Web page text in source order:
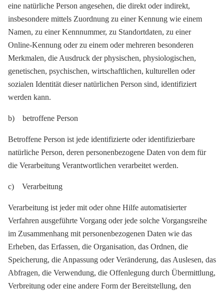
eine natürliche Person angesehen, die direkt oder indirekt,
insbesondere mittels Zuordnung zu einer Kennung wie einem
Namen, zu einer Kennnummer, zu Standortdaten, zu einer
Online-Kennung oder zu einem oder mehreren besonderen
Merkmalen, die Ausdruck der physischen, physiologischen,
genetischen, psychischen, wirtschaftlichen, kulturellen oder
sozialen Identität dieser natürlichen Person sind, identifiziert
werden kann.
b) betroffene Person
Betroffene Person ist jede identifizierte oder identifizierbare
natürliche Person, deren personenbezogene Daten von dem für
die Verarbeitung Verantwortlichen verarbeitet werden.
c) Verarbeitung
Verarbeitung ist jeder mit oder ohne Hilfe automatisierter
Verfahren ausgeführte Vorgang oder jede solche Vorgangsreihe
im Zusammenhang mit personenbezogenen Daten wie das
Erheben, das Erfassen, die Organisation, das Ordnen, die
Speicherung, die Anpassung oder Veränderung, das Auslesen, das
Abfragen, die Verwendung, die Offenlegung durch Übermittlung,
Verbreitung oder eine andere Form der Bereitstellung, den